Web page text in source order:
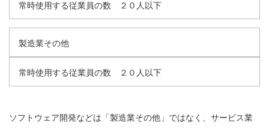
常時使用する従業員の数 ２０人以下
製造業その他
常時使用する従業員の数 ２０人以下
ソフトウェア開発などは「製造業その他」ではなく、サービス業